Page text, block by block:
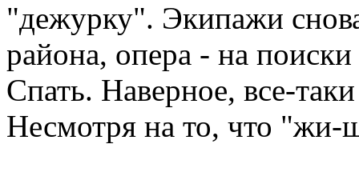
"дежурку". Экипажи
района, опера - на
Спать. Наверное, все-
Несмотря на то, что